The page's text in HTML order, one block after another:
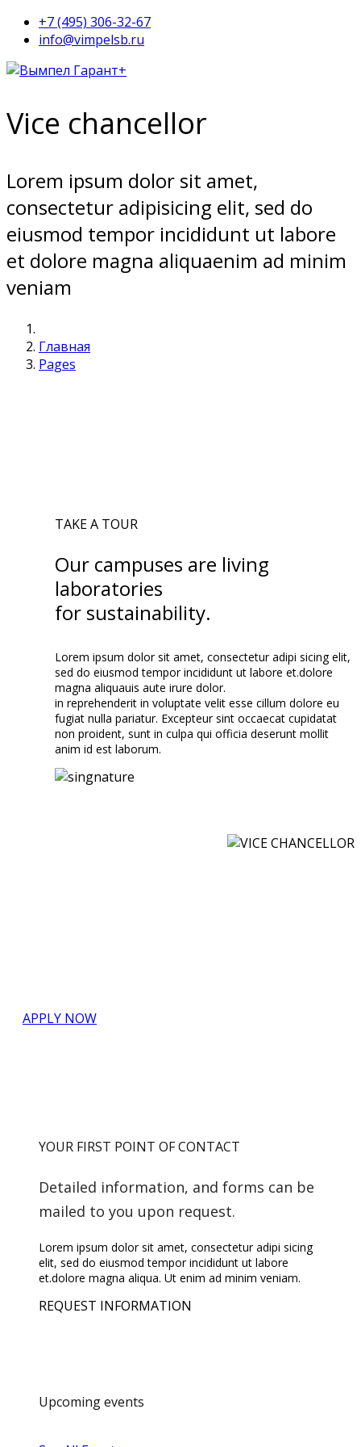
+7 (495) 306-32-67
info@vimpelsb.ru
Vice chancellor
Lorem ipsum dolor sit amet,
consectetur adipisicing elit, sed do
eiusmod tempor incididunt ut labore
et dolore magna aliquaenim ad minim
veniam
Главная
Pages
TAKE A TOUR
Our campuses are living
laboratories
for sustainability.
Lorem ipsum dolor sit amet, consectetur adipi sicing elit,
sed do eiusmod tempor incididunt ut labore et.dolore
magna aliquauis aute irure dolor.
in reprehenderit in voluptate velit esse cillum dolore eu
fugiat nulla pariatur. Excepteur sint occaecat cupidatat
non proident, sunt in culpa qui officia deserunt mollit
anim id est laborum.
APPLY NOW
YOUR FIRST POINT OF CONTACT
Detailed information, and forms can be
mailed to you upon request.
Lorem ipsum dolor sit amet, consectetur adipi sicing
elit, sed do eiusmod tempor incididunt ut labore
et.dolore magna aliqua. Ut enim ad minim veniam.
REQUEST INFORMATION
Upcoming events